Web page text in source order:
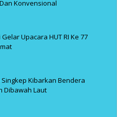
Konvensional
Upacara HUT RI Ke 77
Kibarkan Bendera
Dibawah Laut